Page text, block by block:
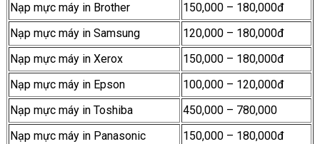
Nạp mực máy in Brother
150,000 – 180,000đ
Nạp mực máy in Samsung
120,000 – 180,000đ
Nạp mực máy in Xerox
150,000 – 180,000đ
Nạp mực máy in Epson
100,000 – 120,000đ
Nạp mực máy in Toshiba
450,000 – 780,000
Nạp mực máy in Panasonic
150,000 – 180,000đ